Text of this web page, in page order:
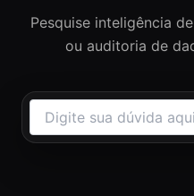
Pesquise inteligência
ou auditoria de